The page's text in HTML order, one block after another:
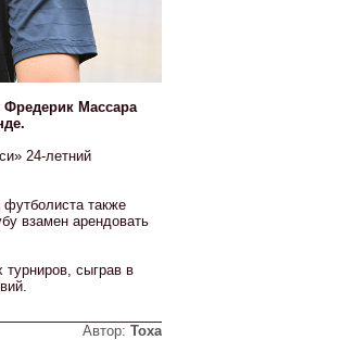
Массара
24-летний
также
взамен арендовать
сыграв в
Автор: Тоха